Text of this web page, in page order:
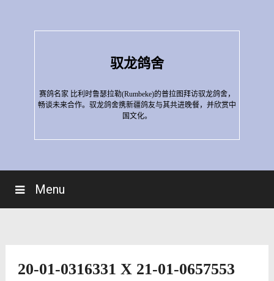
驭龙鸽舍
赛鸽名家 比利时鲁瑟拉勒(Rumbeke)的普拉图拜访驭龙鸽舍，
畅谈未来合作。驭龙鸽舍携新疆鸽友与其共进晚餐，并欣赏中
国文化。
Menu
20-01-0316331 X 21-01-0657553